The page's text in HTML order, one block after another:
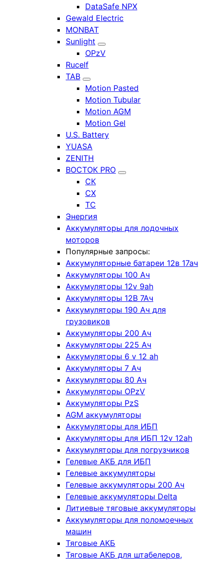
DataSafe NPX
Gewald Electric
MONBAT
Sunlight
OPzV
Rucelf
TAB
Motion Pasted
Motion Tubular
Motion AGM
Motion Gel
U.S. Battery
YUASA
ZENITH
ВОСТОК PRO
СК
СХ
ТС
Энергия
Аккумуляторы для лодочных
моторов
Популярные запросы:
Аккумуляторные батареи 12в 17ач
Аккумуляторы 100 Ач
Аккумуляторы 12v 9ah
Аккумуляторы 12В 7Ач
Аккумуляторы 190 Ач для
грузовиков
Аккумуляторы 200 Ач
Аккумуляторы 225 Ач
Аккумуляторы 6 v 12 ah
Аккумуляторы 7 Ач
Аккумуляторы 80 Ач
Аккумуляторы OPzV
Аккумуляторы PzS
AGM аккумуляторы
Аккумуляторы для ИБП
Аккумуляторы для ИБП 12v 12ah
Аккумуляторы для погрузчиков
Гелевые АКБ для ИБП
Гелевые аккумуляторы
Гелевые аккумуляторы 200 Ач
Гелевые аккумуляторы Delta
Литиевые тяговые аккумуляторы
Аккумуляторы для поломоечных
машин
Тяговые АКБ
Тяговые АКБ для штабелеров,